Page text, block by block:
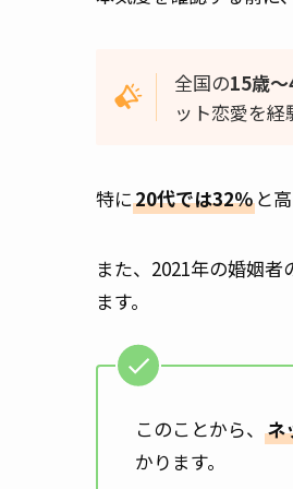
全国の15歳
ット恋愛を経
特に20代では32％ と
また、2021年の婚姻者
ます。
このことから、 ネ
かります。